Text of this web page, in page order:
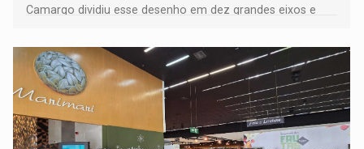
Camargo dividiu esse desenho em dez grandes eixos e